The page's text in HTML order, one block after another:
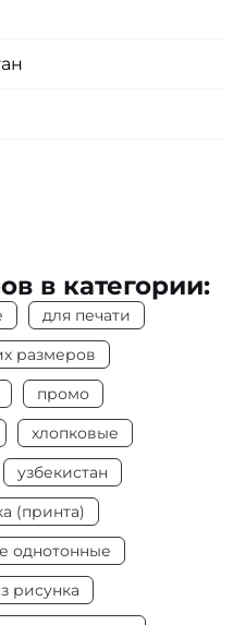
х/б
в категории:
для печати
размеров
промо
хлопковые
узбекистан
(принта)
однотонные
рисунка